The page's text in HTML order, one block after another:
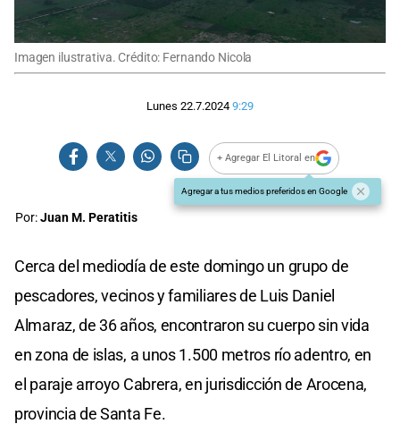
Imagen ilustrativa. Crédito: Fernando Nicola
Lunes 22.7.2024 9:29
+ Agregar El Litoral en
Agregar a tus medios preferidos en Google
Por:Juan M. Peratitis
Cerca del mediodía de este domingo un grupo de
pescadores, vecinos y familiares de Luis Daniel
Almaraz, de 36 años, encontraron su cuerpo sin vida
en zona de islas, a unos 1.500 metros río adentro, en
el paraje arroyo Cabrera, en jurisdicción de Arocena,
provincia de Santa Fe.